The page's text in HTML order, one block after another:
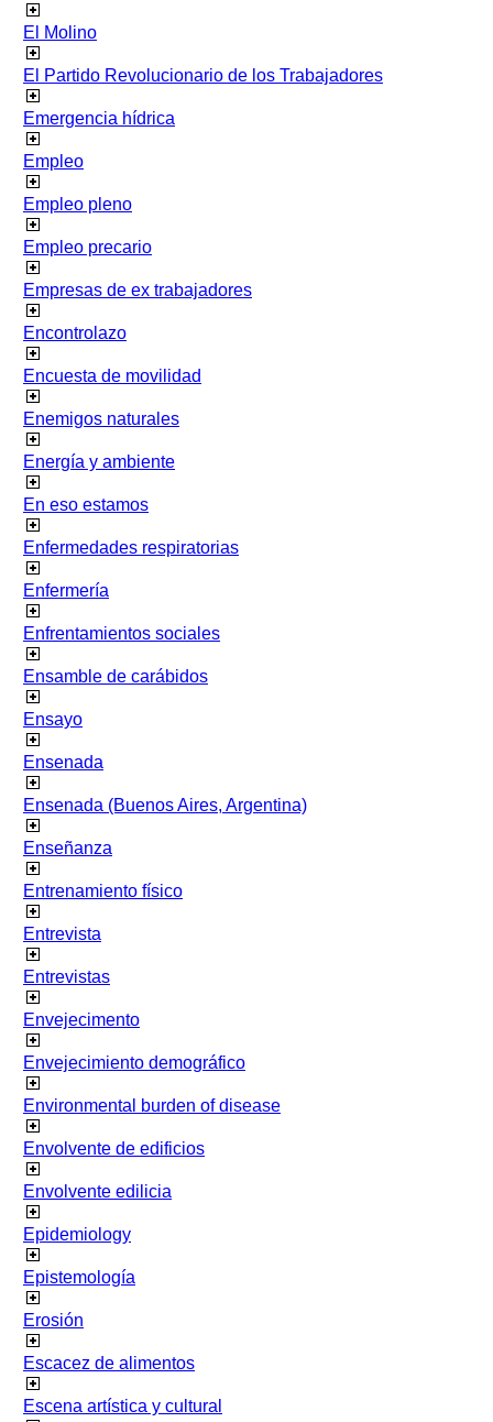
El Molino
El Partido Revolucionario de los Trabajadores
Emergencia hídrica
Empleo
Empleo pleno
Empleo precario
Empresas de ex trabajadores
Encontrolazo
Encuesta de movilidad
Enemigos naturales
Energía y ambiente
En eso estamos
Enfermedades respiratorias
Enfermería
Enfrentamientos sociales
Ensamble de carábidos
Ensayo
Ensenada
Ensenada (Buenos Aires, Argentina)
Enseñanza
Entrenamiento físico
Entrevista
Entrevistas
Envejecimento
Envejecimiento demográfico
Environmental burden of disease
Envolvente de edificios
Envolvente edilicia
Epidemiology
Epistemología
Erosión
Escacez de alimentos
Escena artística y cultural